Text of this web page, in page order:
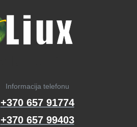
Informacija telefonu
+370 657 91774
+370 657 99403